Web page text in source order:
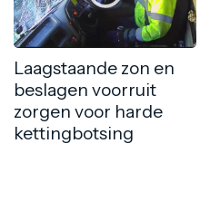
Laagstaande zon en
beslagen voorruit
zorgen voor harde
kettingbotsing